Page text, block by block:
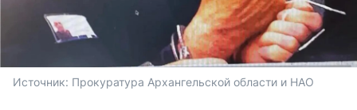
Источник: Прокуратура Архангельской области и НАО